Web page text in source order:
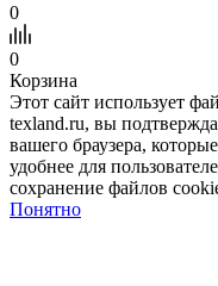
0
0
Корзина
Этот сайт использует
texland.ru, вы
вашего браузера,
удобнее для
сохранение файлов
Понятно